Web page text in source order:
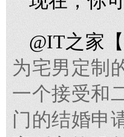
@IT之家
为宅男定制
一个接受和
门的结婚申